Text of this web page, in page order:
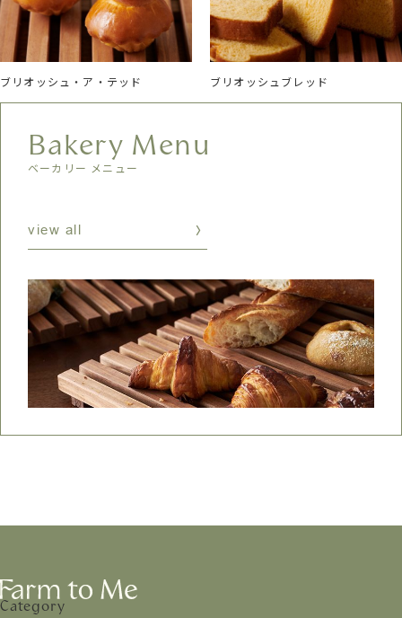
ブリオッシュ・ア・テッド ブリオッシュブレッド
ベーカリー メニュー
Bakery Menu
view all
Category